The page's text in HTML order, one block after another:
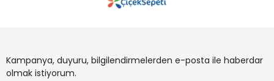
Kampanya, duyuru, bilgilendirmelerden e-posta ile haberdar
olmak istiyorum.